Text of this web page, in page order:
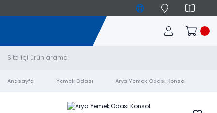
Anasayfa Yemek Odası Arya Yemek Odası Konsol